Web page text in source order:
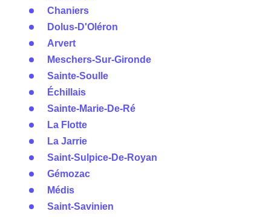
Chaniers
Dolus-D'Oléron
Arvert
Meschers-Sur-Gironde
Sainte-Soulle
Échillais
Sainte-Marie-De-Ré
La Flotte
La Jarrie
Saint-Sulpice-De-Royan
Gémozac
Médis
Saint-Savinien